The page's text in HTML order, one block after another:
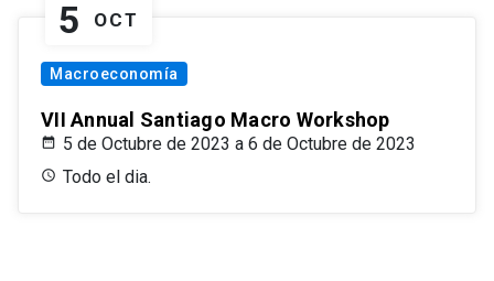
5 OCT
Macroeconomía
VII Annual Santiago Macro Workshop
5 de Octubre de 2023 a 6 de Octubre de 2023
Todo el dia.